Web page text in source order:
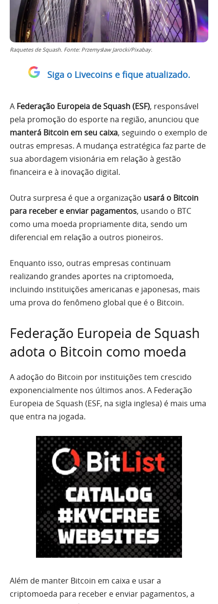
Raquetes de Squash. Fonte: Przemysław Jarocki/Pixabay.
Siga o Livecoins e fique atualizado.
A Federação Europeia de Squash (ESF), responsável
pela promoção do esporte na região, anunciou que
manterá Bitcoin em seu caixa, seguindo o exemplo de
outras empresas. A mudança estratégica faz parte de
sua abordagem visionária em relação à gestão
financeira e à inovação digital.
Outra surpresa é que a organização usará o Bitcoin
para receber e enviar pagamentos, usando o BTC
como uma moeda propriamente dita, sendo um
diferencial em relação a outros pioneiros.
Enquanto isso, outras empresas continuam
realizando grandes aportes na criptomoeda,
incluindo instituições americanas e japonesas, mais
uma prova do fenômeno global que é o Bitcoin.
Federação Europeia de Squash
adota o Bitcoin como moeda
A adoção do Bitcoin por instituições tem crescido
exponencialmente nos últimos anos. A Federação
Europeia de Squash (ESF, na sigla inglesa) é mais uma
que entra na jogada.
Além de manter Bitcoin em caixa e usar a
criptomoeda para receber e enviar pagamentos, a